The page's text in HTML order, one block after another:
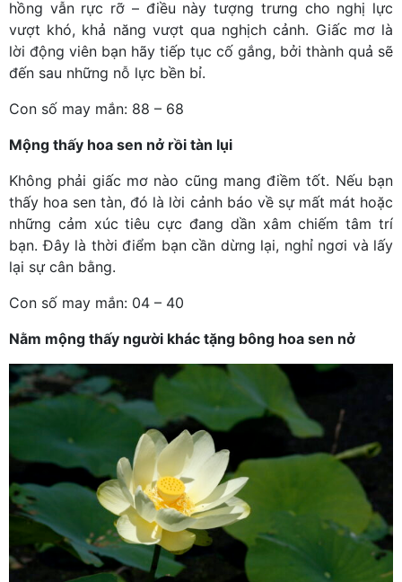
hồng vẫn rực rỡ – điều này tượng trưng cho nghị lực
vượt khó, khả năng vượt qua nghịch cảnh. Giấc mơ là
lời động viên bạn hãy tiếp tục cố gắng, bởi thành quả sẽ
đến sau những nỗ lực bền bỉ.
Con số may mắn: 88 – 68
Mộng thấy hoa sen nở rồi tàn lụi
Không phải giấc mơ nào cũng mang điềm tốt. Nếu bạn
thấy hoa sen tàn, đó là lời cảnh báo về sự mất mát hoặc
những cảm xúc tiêu cực đang dần xâm chiếm tâm trí
bạn. Đây là thời điểm bạn cần dừng lại, nghỉ ngơi và lấy
lại sự cân bằng.
Con số may mắn: 04 – 40
Nằm mộng thấy người khác tặng bông hoa sen nở